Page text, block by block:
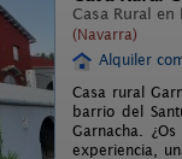
Casa Rural en
(Navarra)
Alquiler
Casa rural
barrio del
Garnacha.
experiencia,